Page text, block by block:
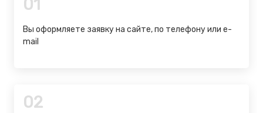
01
Вы оформляете заявку на сайте, по телефону или e-
mail
02